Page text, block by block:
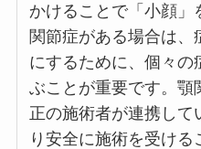
かけることで「小顔
関節症がある場合は、
にするために、個々の
ぶことが重要です。顎
正の施術者が連携して
り安全に施術を受ける